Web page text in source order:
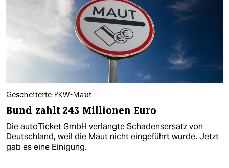
Gescheiterte PKW-Maut
Bund zahlt 243 Millionen Euro
Die autoTicket GmbH verlangte Schadensersatz von
Deutschland, weil die Maut nicht eingeführt wurde. Jetzt
gab es eine Einigung.